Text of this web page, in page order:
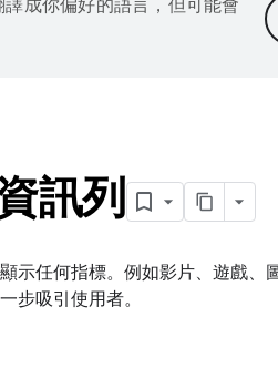
成你偏好的語言，但可能會
訊列
任何指標。例如影片、遊戲、
步吸引使用者。